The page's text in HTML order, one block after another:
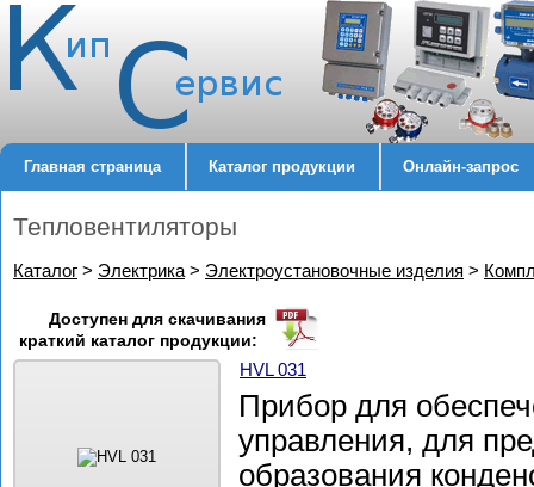
Главная страница Каталог продукции Онлайн-запрос
Тепловентиляторы
Каталог > Электрика > Электроустановочные изделия >
Доступен для скачивания
краткий каталог продукции:
HVL 031
Прибор для
управления, для
образования